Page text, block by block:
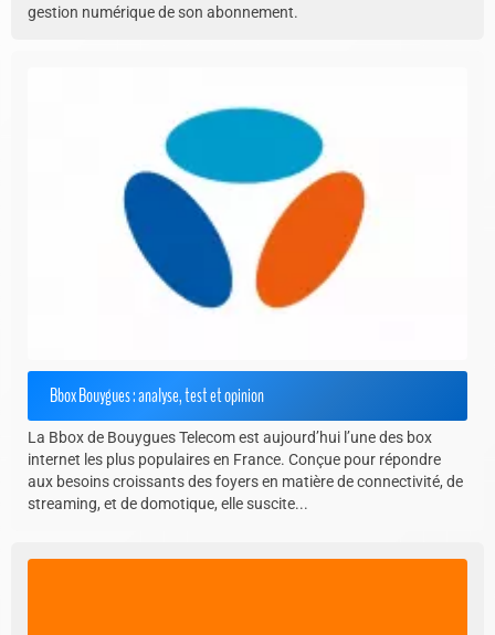
gestion numérique de son abonnement.
Bbox Bouygues : analyse, test et opinion
La Bbox de Bouygues Telecom est aujourd’hui l’une des box
internet les plus populaires en France. Conçue pour répondre
aux besoins croissants des foyers en matière de connectivité, de
streaming, et de domotique, elle suscite...